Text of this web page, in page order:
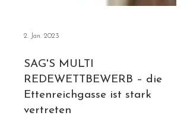
2. Jan. 2023
SAG'S MULTI
REDEWETTBEWERB – die